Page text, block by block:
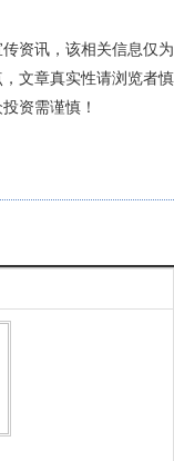
资讯，该相关信息仅为
文章真实性请浏览者慎
资需谨慎！